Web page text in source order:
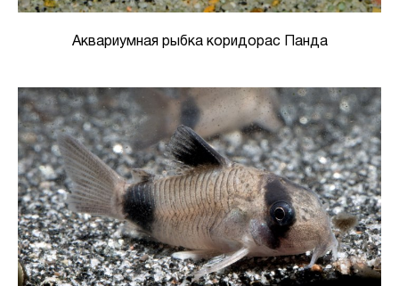
Аквариумная рыбка коридорас Панда